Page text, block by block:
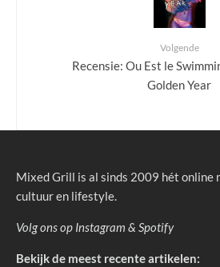
Volgende
Recensie: Ou Est le
Golden Year
Mixed Grill is al sinds 2009 hét online
cultuur en lifestyle.
Volg ons op Instagram & Spotify
Bekijk de meest recente artikelen: